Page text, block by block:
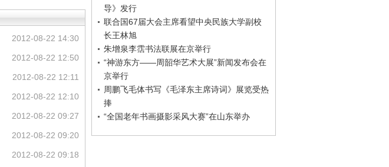
导》发行
联合国67届大会主席看望中央民族大学副校
长王林旭
朱增泉李霑书法联展在京举行
“神游东方——周韶华艺术大展”新闻发布会在
京举行
周鹏飞毛体书写《毛泽东主席诗词》展览受热
捧
“全国老年书画摄影采风大赛”在山东举办
2012-08-22 14:30
2012-08-22 12:50
2012-08-22 12:11
2012-08-22 12:10
2012-08-22 09:27
2012-08-22 09:20
2012-08-22 09:18